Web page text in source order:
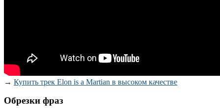
→ Купить трек Elon is a Martian в высоком качестве
Обрезки фраз